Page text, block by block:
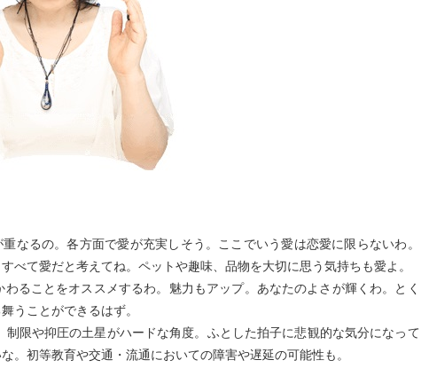
なるの。各方面で愛が充実しそう。ここでいう愛は恋愛に限らないわ。
べて愛だと考えてね。ペットや趣味、品物を大切に思う気持ちも愛よ。
ることをオススメするわ。魅力もアップ。あなたのよさが輝くわ。とく
うことができるはず。
限や抑圧の土星がハードな角度。ふとした拍子に悲観的な気分になって
。初等教育や交通・流通においての障害や遅延の可能性も。